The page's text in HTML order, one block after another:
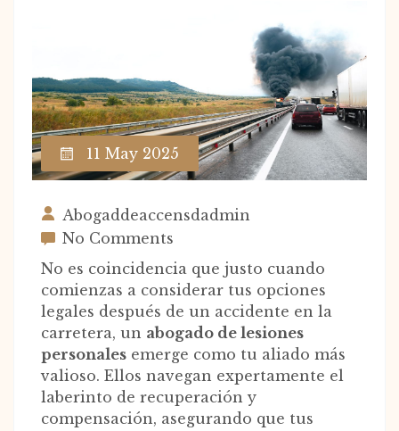
11 May 2025
Abogaddeaccensdadmin
No Comments
No es coincidencia que justo cuando
comienzas a considerar tus opciones
legales después de un accidente en la
carretera, un abogado de lesiones
personales emerge como tu aliado más
valioso. Ellos navegan expertamente el
laberinto de recuperación y
compensación, asegurando que tus